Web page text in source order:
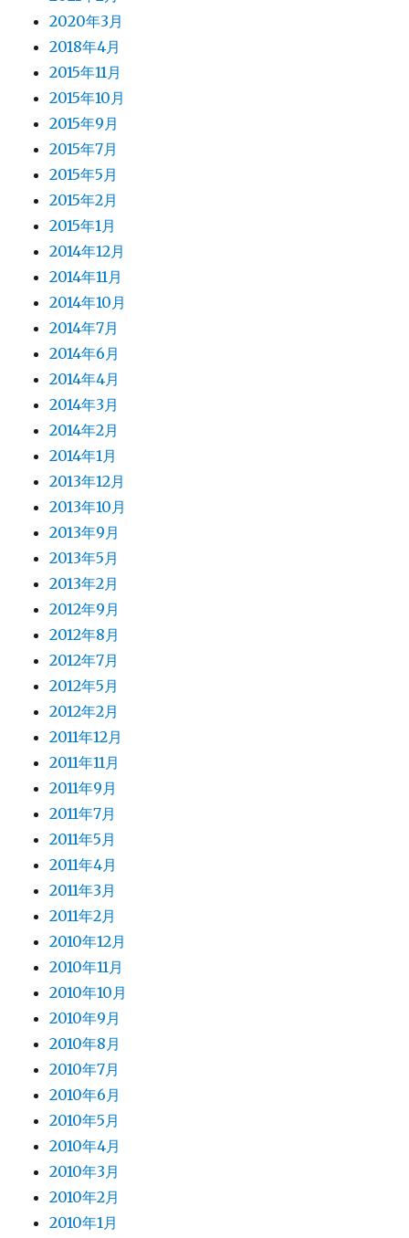
2020年3月
2018年4月
2015年11月
2015年10月
2015年9月
2015年7月
2015年5月
2015年2月
2015年1月
2014年12月
2014年11月
2014年10月
2014年7月
2014年6月
2014年4月
2014年3月
2014年2月
2014年1月
2013年12月
2013年10月
2013年9月
2013年5月
2013年2月
2012年9月
2012年8月
2012年7月
2012年5月
2012年2月
2011年12月
2011年11月
2011年9月
2011年7月
2011年5月
2011年4月
2011年3月
2011年2月
2010年12月
2010年11月
2010年10月
2010年9月
2010年8月
2010年7月
2010年6月
2010年5月
2010年4月
2010年3月
2010年2月
2010年1月